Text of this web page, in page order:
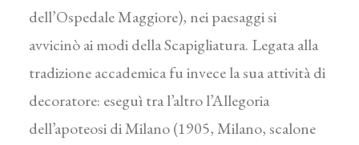
dell’Ospedale Maggiore), nei paesaggi si
avvicinò ai modi della Scapigliatura. Legata alla
tradizione accademica fu invece la sua attività di
decoratore: eseguì tra l’altro l’Allegoria
dell’apoteosi di Milano (1905, Milano, scalone